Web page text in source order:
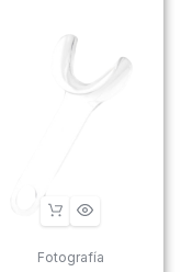
Fotografía